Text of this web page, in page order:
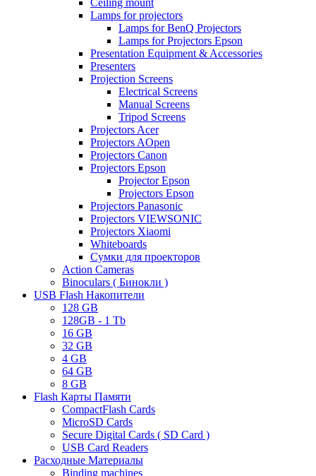
Ceiling mount
Lamps for projectors
Lamps for BenQ Projectors
Lamps for Projectors Epson
Presentation Equipment & Accessories
Presenters
Projection Screens
Electrical Screens
Manual Screens
Tripod Screens
Projectors Acer
Projectors AOpen
Projectors Canon
Projectors Epson
Projector Epson
Projectors Epson
Projectors Panasonic
Projectors VIEWSONIC
Projectors Xiaomi
Whiteboards
Сумки для проекторов
Action Cameras
Binoculars ( Бинокли )
USB Flash Накопители
128 GB
128GB - 1 Tb
16 GB
32 GB
4 GB
64 GB
8 GB
Flash Карты Памяти
CompactFlash Cards
MicroSD Cards
Secure Digital Cards ( SD Card )
USB Card Readers
Расходные Материалы
Binding machines